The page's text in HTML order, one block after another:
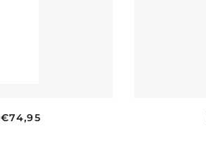
PRIX HABITUEL
€74,95